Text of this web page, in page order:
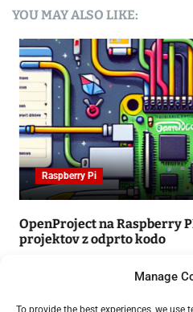
Manage
To provide the best experiences, we use
YOU MAY ALSO LIKE:
Raspberry Pi
OpenProject na Raspberry
projektov z odprto kodo